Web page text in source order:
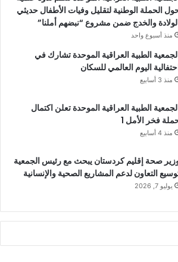
الحملة الوطنية لتقليل وفيات الأطفال حديثي
والخدج ضمن مشروع “نبضهم أملنا”
منذ أسبوع واحد
الطبية العراقية الموحدة تشارك في
اليوم العالمي للسكان
منذ 3 أسابيع
الطبية العراقية الموحدة تعلن اكتمال
فخر الأمل 1
منذ 4 أسابيع
صحة إقليم كردستان يبحث مع رئيس الجمعية
التعاون لدعم المشاريع الصحية والإنسانية
يوليو 7, 2026